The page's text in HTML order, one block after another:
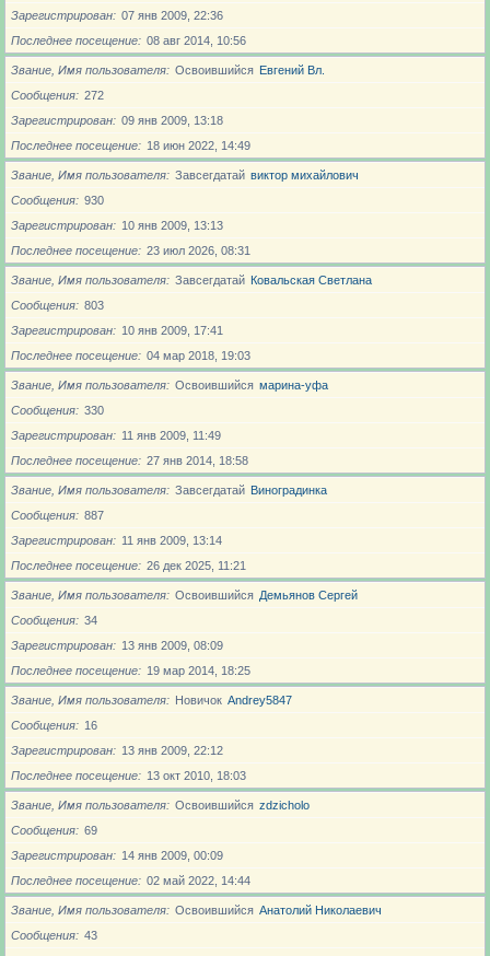
Зарегистрирован
07 янв 2009, 22:36
Последнее посещение
08 авг 2014, 10:56
Звание, Имя пользователя Освоившийся Евгений Вл.
Сообщения
272
Зарегистрирован
09 янв 2009, 13:18
Последнее посещение
18 июн 2022, 14:49
Звание, Имя пользователя Завсегдатай виктор михайлович
Сообщения
930
Зарегистрирован
10 янв 2009, 13:13
Последнее посещение
23 июл 2026, 08:31
Звание, Имя пользователя Завсегдатай Ковальская Светлана
Сообщения
803
Зарегистрирован
10 янв 2009, 17:41
Последнее посещение
04 мар 2018, 19:03
Звание, Имя пользователя Освоившийся марина-уфа
Сообщения
330
Зарегистрирован
11 янв 2009, 11:49
Последнее посещение
27 янв 2014, 18:58
Звание, Имя пользователя Завсегдатай Виноградинка
Сообщения
887
Зарегистрирован
11 янв 2009, 13:14
Последнее посещение
26 дек 2025, 11:21
Звание, Имя пользователя Освоившийся Демьянов Сергей
Сообщения
34
Зарегистрирован
13 янв 2009, 08:09
Последнее посещение
19 мар 2014, 18:25
Звание, Имя пользователя Новичoк Andrey5847
Сообщения
16
Зарегистрирован
13 янв 2009, 22:12
Последнее посещение
13 окт 2010, 18:03
Звание, Имя пользователя Освоившийся zdzicholo
Сообщения
69
Зарегистрирован
14 янв 2009, 00:09
Последнее посещение
02 май 2022, 14:44
Звание, Имя пользователя Освоившийся Анатолий Николаевич
Сообщения
43